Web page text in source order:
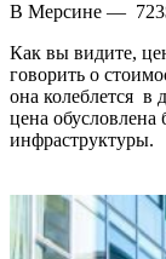
В Мерсине —
Как вы видите,
говорить о
она колеблется в
цена обусловлена
инфраструктуры.